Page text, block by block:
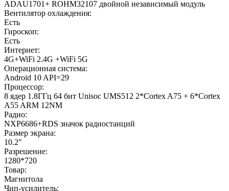
ADAU1701+ ROHM32107 двойной независимый модуль
Вентилятор охлаждения:
Есть
Гироскоп:
Есть
Интернет:
4G+WiFi 2.4G +WiFi 5G
Операционная система:
Android 10 API=29
Процессор:
8 ядер 1.8ГГц 64 бит Unisoc UMS512 2*Cortex A75 + 6*Cortex
A55 ARM 12NM
Радио:
NXP6686+RDS значок радиостанций
Размер экрана:
10.2"
Разрешение:
1280*720
Товар:
Магнитола
Чип-усилитель: